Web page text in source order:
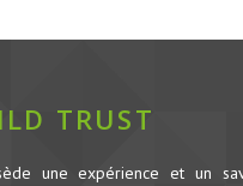
TRUST
une expérience et un